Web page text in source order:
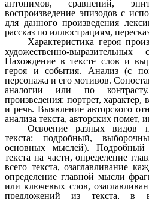
антонимов, сравнений,
воспроизведение эпизодов с
для данного произведения
рассказ по иллюстрациям,
Характеристика героя
художественно-
Нахождение в тексте слов и
героя и события. Анализ (с
персонажа и его мотивов.
аналогии или по
произведения: портрет,
и речь. Выявление авторского
анализа текста, авторских помет,
Освоение разных видов
текста: подробный,
основных мыслей). Подробный
текста на части, определение
всего текста, озаглавливание
определение главной мысли
или ключевых слов,
предложений из текста, в